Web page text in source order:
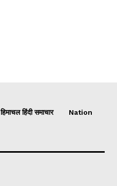
हिमाचल हिंदी समाचार Nation